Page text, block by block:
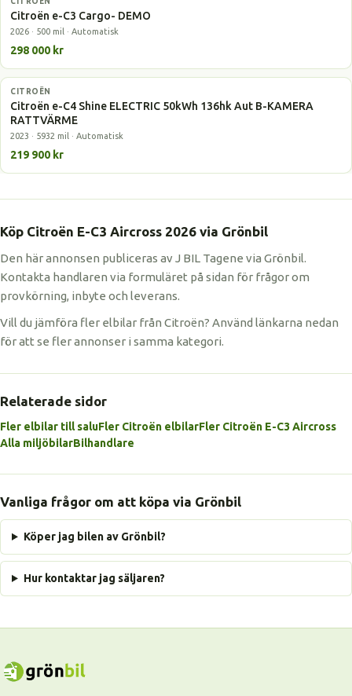
Citroën e-C3 Cargo- DEMO
2026 · 500 mil · Automatisk
298 000 kr
Elbil
CITROËN
Citroën e-C4 Shine ELECTRIC 50kWh 136hk Aut B-KAMERA
RATTVÄRME
2023 · 5932 mil · Automatisk
219 900 kr
Köp Citroën E-C3 Aircross 2026 via Grönbil
Den här annonsen publiceras av J BIL Tagene via Grönbil.
Kontakta handlaren via formuläret på sidan för frågor om
provkörning, inbyte och leverans.
Vill du jämföra fler elbilar från Citroën? Använd länkarna nedan
för att se fler annonser i samma kategori.
Relaterade sidor
Fler elbilar till saluFler Citroën elbilarFler Citroën E-C3 Aircross
Alla miljöbilarBilhandlare
Vanliga frågor om att köpa via Grönbil
Köper jag bilen av Grönbil?
Hur kontaktar jag säljaren?